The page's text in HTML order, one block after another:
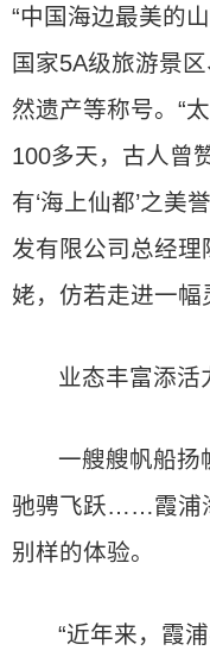
“中国海边最美的
国家5A级旅游景
然遗产等称号。“
100多天，古人曾
有‘海上仙都’之美
发有限公司总经
姥，仿若走进一幅
业态丰富添活
一艘艘帆船扬
驰骋飞跃……霞浦
别样的体验。
“近年来，霞